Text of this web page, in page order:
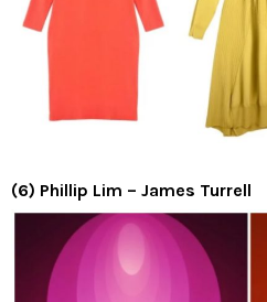
(6) Phillip Lim – James Turrell